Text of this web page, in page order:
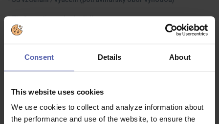
Consent Details About
This website uses cookies
We use cookies to collect and analyze information about
the performance and use of the website, to ensure the
- Zkušenosti s vedením lidí
- Ochota učit se nové věci
- Schopnost týmové spolupráce
- Pečlivost, zodpovědnost a pracovitost